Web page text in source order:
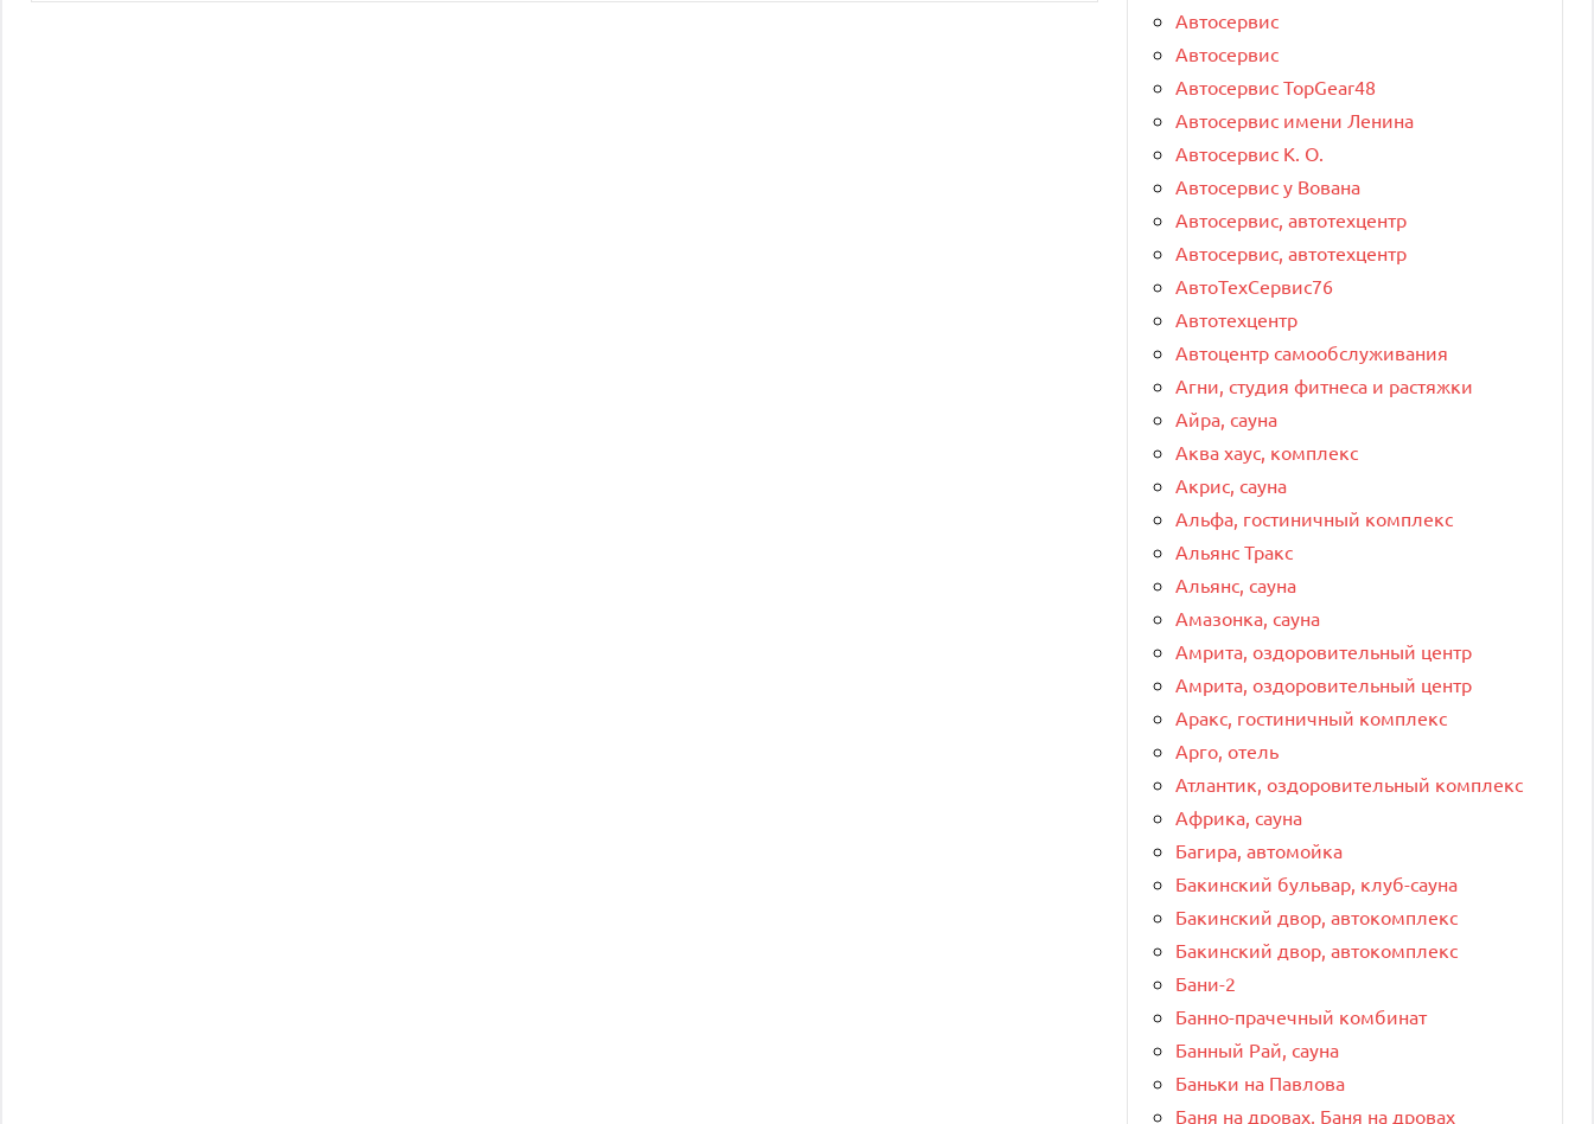
Автосервис
Автосервис
Автосервис TopGear48
Автосервис имени Ленина
Автосервис К. О.
Автосервис у Вована
Автосервис, автотехцентр
Автосервис, автотехцентр
АвтоТехСервис76
Автотехцентр
Автоцентр самообслуживания
Агни, студия фитнеса и растяжки
Айра, сауна
Аква хаус, комплекс
Акрис, сауна
Альфа, гостиничный комплекс
Альянс Тракс
Альянс, сауна
Амазонка, сауна
Амрита, оздоровительный центр
Амрита, оздоровительный центр
Аракс, гостиничный комплекс
Арго, отель
Атлантик, оздоровительный комплекс
Африка, сауна
Багира, автомойка
Бакинский бульвар, клуб-сауна
Бакинский двор, автокомплекс
Бакинский двор, автокомплекс
Бани-2
Банно-прачечный комбинат
Банный Рай, сауна
Баньки на Павлова
Баня на дровах, Баня на дровах